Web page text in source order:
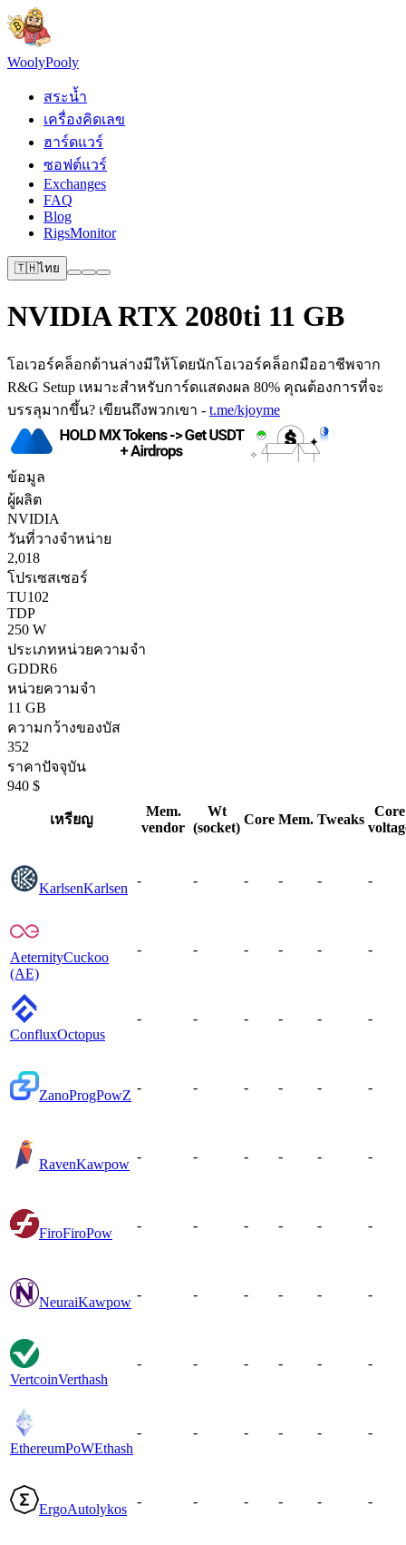
WoolyPooly
สระน้ำ
เครื่องคิดเลข
ฮาร์ดแวร์
ซอฟต์แวร์
Exchanges
FAQ
Blog
RigsMonitor
🇹🇭ไทย
NVIDIA RTX 2080ti 11 GB
โอเวอร์คล็อกด้านล่างมีให้โดยนักโอเวอร์คล็อกมืออาชีพจาก
R&G Setup เหมาะสำหรับการ์ดแสดงผล 80% คุณต้องการที่จะ
บรรลุมากขึ้น? เขียนถึงพวกเขา - t.me/kjoyme
ข้อมูล
ผู้ผลิต
NVIDIA
วันที่วางจำหน่าย
2,018
โปรเซสเซอร์
TU102
TDP
250 W
ประเภทหน่วยความจำ
GDDR6
หน่วยความจำ
11 GB
ความกว้างของบัส
352
ราคาปัจจุบัน
940 $
เหรียญ
Mem.
vendor
Wt
(socket)
Core Mem. Tweaks
Core
KarlsenKarlsen
- - - - - -
AeternityCuckoo
(AE)
- - - - - -
ConfluxOctopus
- - - - - -
ZanoProgPowZ
- - - - - -
RavenKawpow
- - - - - -
FiroFiroPow
- - - - - -
NeuraiKawpow
- - - - - -
VertcoinVerthash
- - - - - -
EthereumPoWEthash
- - - - - -
ErgoAutolykos
- - - - - -